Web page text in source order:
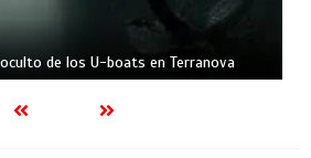
de los U-boats en Terranova